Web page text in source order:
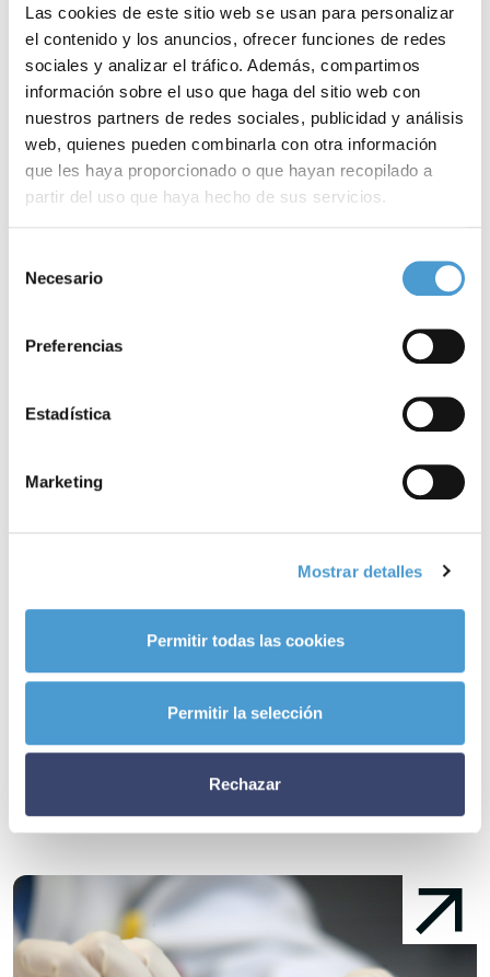
Las cookies de este sitio web se usan para personalizar
el contenido y los anuncios, ofrecer funciones de redes
sociales y analizar el tráfico. Además, compartimos
información sobre el uso que haga del sitio web con
nuestros partners de redes sociales, publicidad y análisis
web, quienes pueden combinarla con otra información
que les haya proporcionado o que hayan recopilado a
partir del uso que haya hecho de sus servicios.
de cookies
Necesario
Preferencias
Estadística
Marketing
Mostrar detalles
Permitir todas las cookies
Permitir la selección
Rechazar
un grado de discapacidad del 33%, con carácterrevisable.
Criterios homogéneosen todas las Comunidades Autónomas
tiemposque se tardan en conceder lacita de
valoracióny en comunicar la resolución como para determinar el
porcentaje de discapacidad que se concede.
centros
, con objeto de evitar riesgos a los afectados
inmunodeprimidos, tomando en consideración el informe
médico
psicológico
realizado por los
Servicios Sociales o por los profesionales colegiados de las
propiasasociaciones de pacientes
el diagnóstico.
son ya miembros activos de Somos Pacientes. ¿Y
la tuya?
Noticias
relacionadas